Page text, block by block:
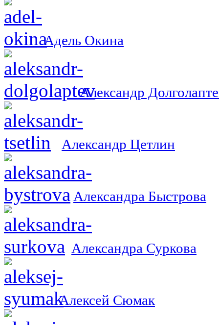
Адель Окина
Александр
Александр Цетлин
Александра Быстрова
Александра Суркова
Алексей Сюмак